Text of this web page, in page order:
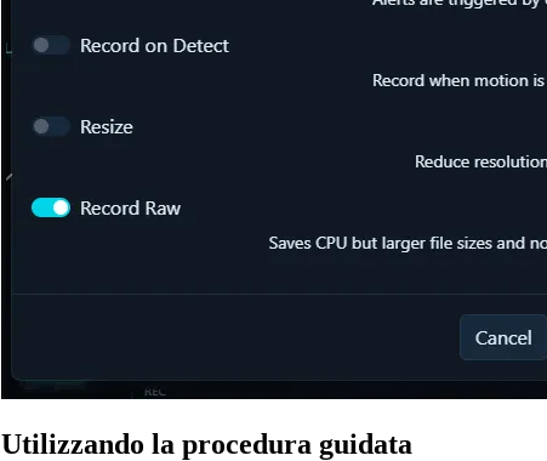
Utilizzando la procedura guidata